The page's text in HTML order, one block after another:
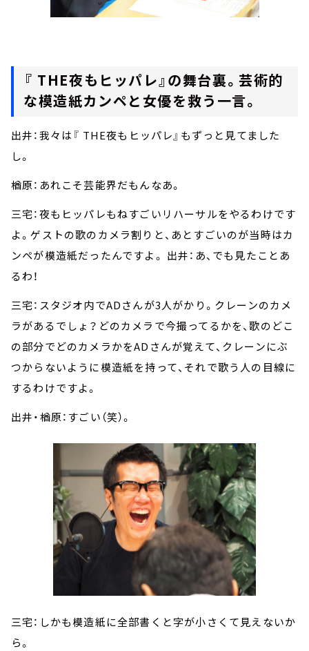
『 THE夜もヒッパレ』の舞台裏。芸術的
な模造紙カンペと女優を救う一言。
出井：我々は『 THE夜もヒッパレ』もずっと見てました
し。
楢原：あれこそ芸能界だもんなあ。
三宅：夜もヒッパレもねすごいリハーサルをやるわけです
よ。ゲストの歌のカメラ割りと、あとすごいのが当時はカ
ンペが模造紙だったんですよ。 出井：あ、でも見たことあ
るわ！
三宅：スタジオ内でADさんが3人がかり。クレーンのカメ
ラがあるでしょ？どのカメラで今撮ってるかを、歌のどこ
の部分でどのカメラかをADさんが覚えて、クレーンにぶ
つからないように模造紙を持って、それで歌う人の目線に
するわけですよ。
出井・楢原：すごい（笑）。
三宅：しかも模造紙に全部書くと字が小さくて見えないか
ら。